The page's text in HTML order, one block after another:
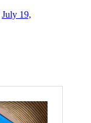
July 19,